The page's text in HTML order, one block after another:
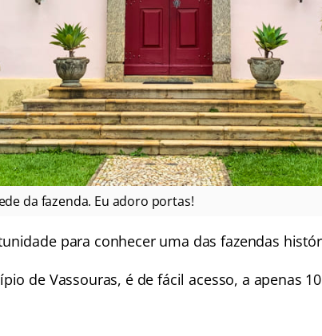
da fazenda. Eu adoro portas!
para conhecer uma das fazendas
de Vassouras, é de fácil acesso, a apenas